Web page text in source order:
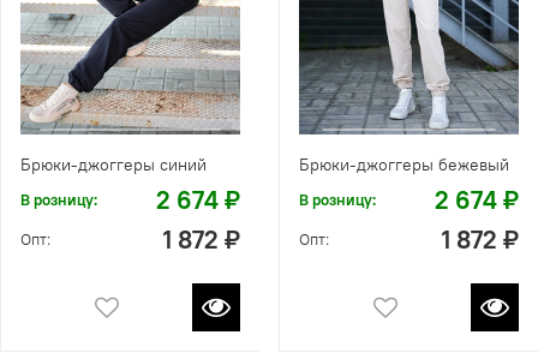
Брюки-джоггеры синий
В розницу: 2 674 ₽
Опт: 1 872 ₽
Брюки-джоггеры бежевый
В розницу: 2 674 ₽
Опт: 1 872 ₽